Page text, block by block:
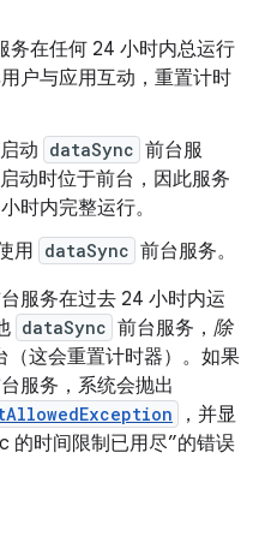
务在任何 24 小时内总运行
户与应用互动，重置计时
动 dataSync 前台服
动时位于前台，因此服务
时内完整运行。
用 dataSync 前台服务。
服务在过去 24 小时内运
dataSync 前台服务， 除
（这会重置计时器）。如果
服务，系统会抛出
，并显
的时间限制已用尽”的错误